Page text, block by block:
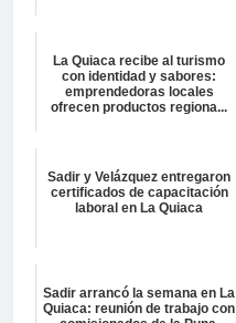
La Quiaca recibe al turismo
con identidad y sabores:
emprendedoras locales
ofrecen productos regiona...
Sadir y Velázquez entregaron
certificados de capacitación
laboral en La Quiaca
Sadir arrancó la semana en La
Quiaca: reunión de trabajo con